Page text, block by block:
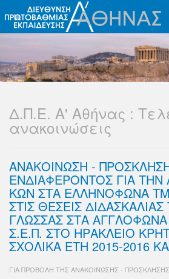
Δ.Π.Ε. Α' Αθήνας :
ανακοινώσεις
ΑΝΑΚΟΙΝΩΣΗ -
ΕΝΔΙΑΦΕΡΟΝΤΟΣ ΓΙΑ ΤΗΝ
ΚΩΝ ΣΤΑ ΕΛΛΗΝΟΦΩΝΑ
ΣΤΙΣ ΘΕΣΕΙΣ
ΓΛΩΣΣΑΣ ΣΤΑ
Σ.Ε.Π. ΣΤΟ ΗΡΑΚΛΕΙΟ
ΣΧΟΛΙΚΑ ΕΤΗ 2015-2016
ΓΙΑ ΠΡΟΒΟΛΗ ΤΗΣ ΑΝΑΚΟΙΝΩΣΗΣ -